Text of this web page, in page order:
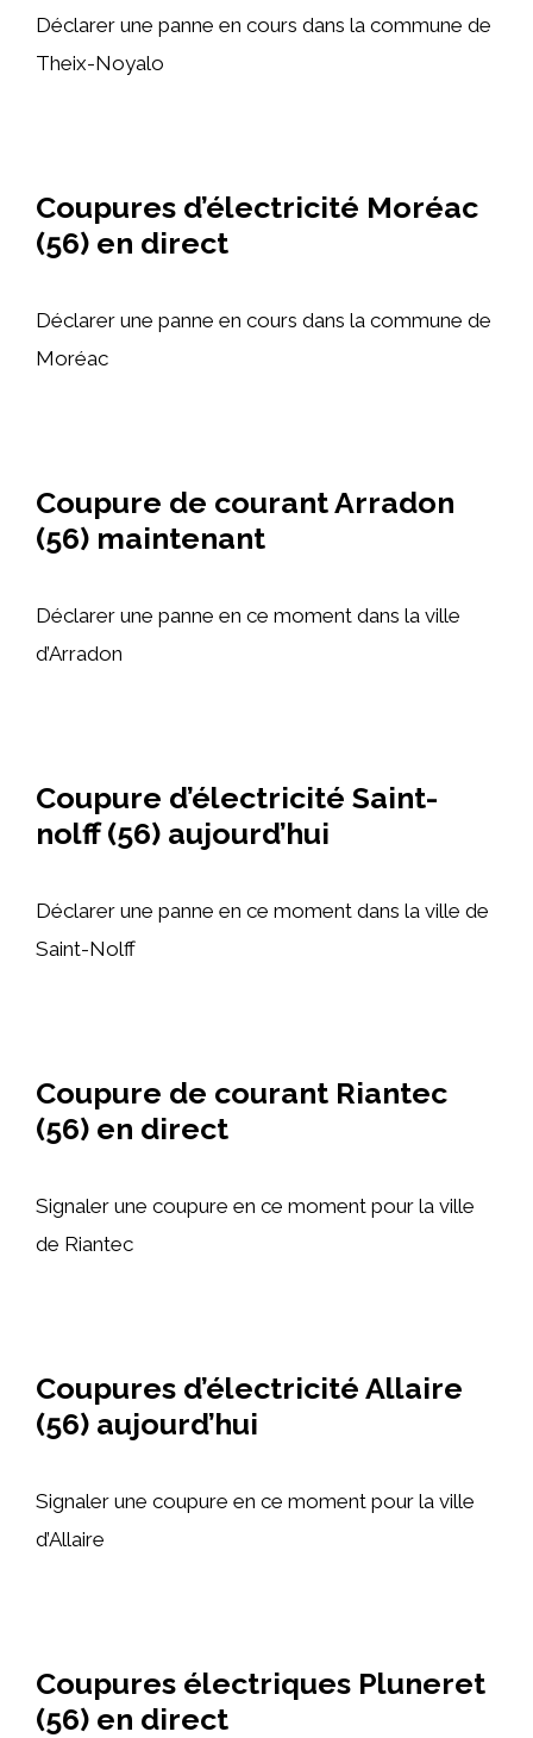
Déclarer une panne en cours dans la commune de
Theix-Noyalo
Coupures d’électricité Moréac
(56) en direct
Déclarer une panne en cours dans la commune de
Moréac
Coupure de courant Arradon
(56) maintenant
Déclarer une panne en ce moment dans la ville
d’Arradon
Coupure d’électricité Saint-
nolff (56) aujourd’hui
Déclarer une panne en ce moment dans la ville de
Saint-Nolff
Coupure de courant Riantec
(56) en direct
Signaler une coupure en ce moment pour la ville
de Riantec
Coupures d’électricité Allaire
(56) aujourd’hui
Signaler une coupure en ce moment pour la ville
d’Allaire
Coupures électriques Pluneret
(56) en direct